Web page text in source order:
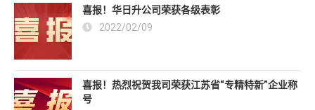
喜报！华日升公司荣获各级表彰
2022/02/09
喜报！热烈祝贺我司荣获江苏省“专精特新”企业称
号